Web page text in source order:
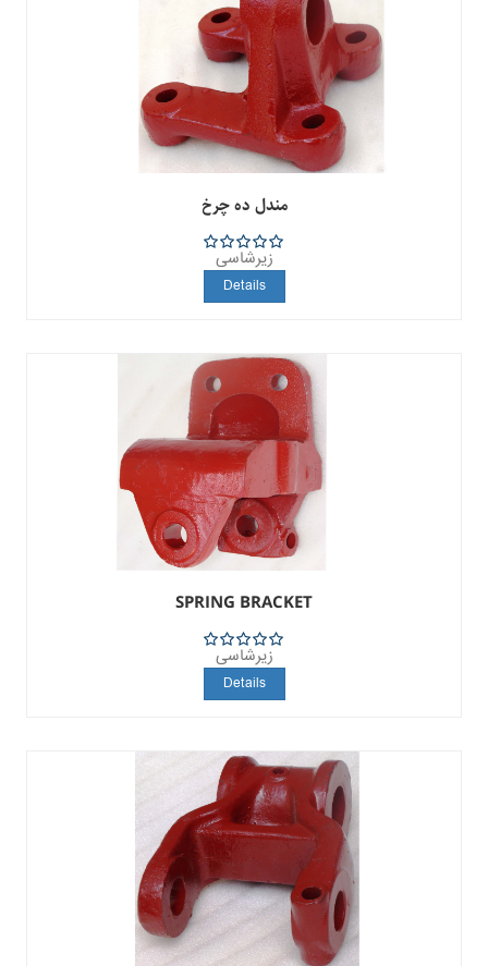
مندل ده چرخ
5
زیرشاسی
Details
SPRING BRACKET
5
زیرشاسی
Details